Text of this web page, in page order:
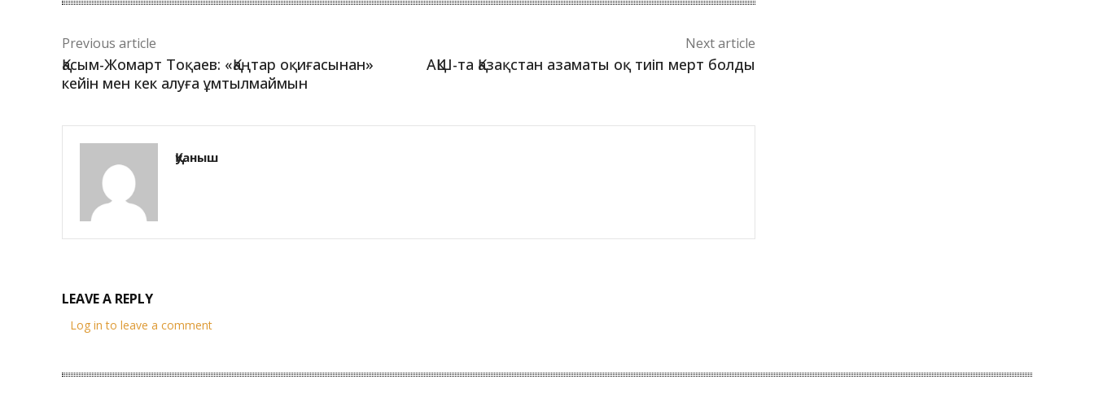
Previous article
Қасым-Жомарт Тоқаев: «Қаңтар оқиғасынан»
кейін мен кек алуға ұмтылмаймын
Next article
АҚШ-та Қазақстан азаматы оқ тиіп мерт болды
Қуаныш
LEAVE A REPLY
Log in to leave a comment